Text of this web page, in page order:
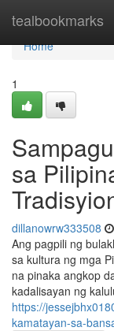
tealbookmarks
Home
Home
1
sa
dillanowrw333508
Ang pagpili ng
sa kultura ng mga
na pinaka angkop
kadalisayan ng
https://
kamatayan-sa-